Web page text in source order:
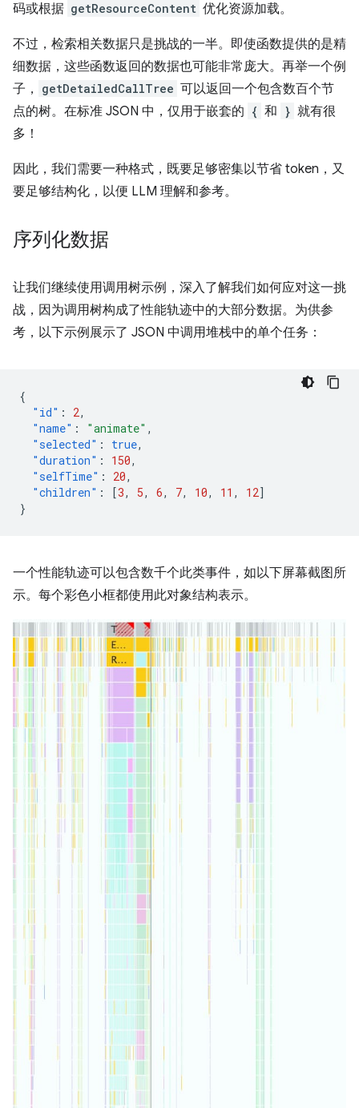
码或根据 getResourceContent 优化资源加载。
不过，检索相关数据只是挑战的一半。即使函数提供的是精
细数据，这些函数返回的数据也可能非常庞大。再举一个例
子，
getDetailedCallTree 可以返回一个包含数百个节
点的树。在标准 JSON 中，仅用于嵌套的 { 和 } 就有很
多！
因此，我们需要一种格式，既要足够密集以节省 token，又
要足够结构化，以便 LLM 理解和参考。
序列化数据
让我们继续使用调用树示例，深入了解我们如何应对这一挑
战，因为调用树构成了性能轨迹中的大部分数据。为供参
考，以下示例展示了 JSON 中调用堆栈中的单个任务：
{
"id" : 2,
"name" : "animate" ,
"selected" : true,
"duration" : 150,
"selfTime" : 20,
"children" : [3, 5, 6, 7, 10, 11 , 12]
}
一个性能轨迹可以包含数千个此类事件，如以下屏幕截图所
示。每个彩色小框都使用此对象结构表示。